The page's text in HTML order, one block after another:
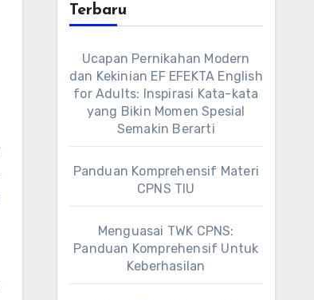
Terbaru
Ucapan Pernikahan Modern
dan Kekinian EF EFEKTA English
for Adults: Inspirasi Kata-kata
yang Bikin Momen Spesial
Semakin Berarti
Panduan Komprehensif Materi
CPNS TIU
Menguasai TWK CPNS:
Panduan Komprehensif Untuk
Keberhasilan